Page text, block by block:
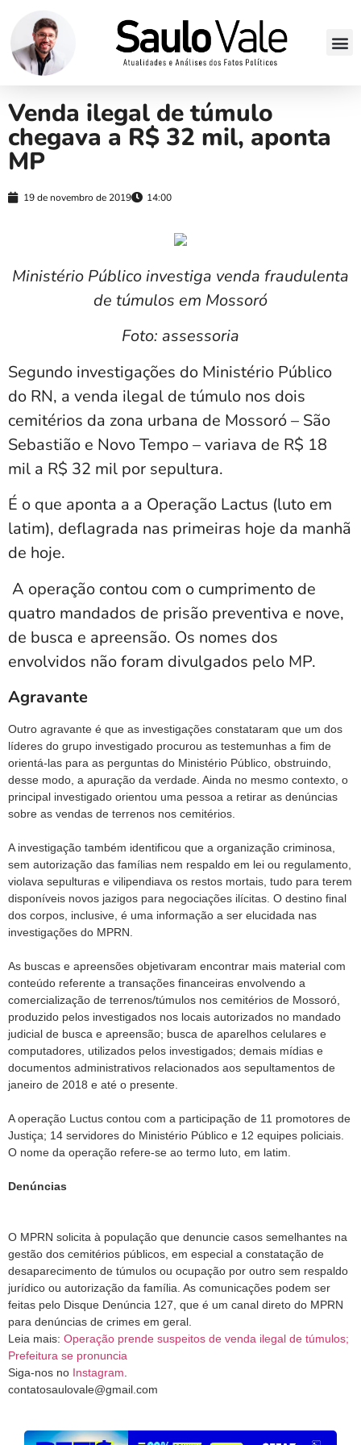
Venda ilegal de túmulo
chegava a R$ 32 mil, aponta
MP
19 de novembro de 2019 14:00
Ministério Público investiga venda fraudulenta
de túmulos em Mossoró
Foto: assessoria
Segundo investigações do Ministério Público
do RN, a venda ilegal de túmulo nos dois
cemitérios da zona urbana de Mossoró – São
Sebastião e Novo Tempo – variava de R$ 18
mil a R$ 32 mil por sepultura.
É o que aponta a a Operação Lactus (luto em
latim), deflagrada nas primeiras hoje da manhã
de hoje.
A operação contou com o cumprimento de
quatro mandados de prisão preventiva e nove,
de busca e apreensão. Os nomes dos
envolvidos não foram divulgados pelo MP.
Agravante
Outro agravante é que as investigações constataram que um dos
líderes do grupo investigado procurou as testemunhas a fim de
orientá-las para as perguntas do Ministério Público, obstruindo,
desse modo, a apuração da verdade. Ainda no mesmo contexto, o
principal investigado orientou uma pessoa a retirar as denúncias
sobre as vendas de terrenos nos cemitérios.
A investigação também identificou que a organização criminosa,
sem autorização das famílias nem respaldo em lei ou regulamento,
violava sepulturas e vilipendiava os restos mortais, tudo para terem
disponíveis novos jazigos para negociações ilícitas. O destino final
dos corpos, inclusive, é uma informação a ser elucidada nas
investigações do MPRN.
As buscas e apreensões objetivaram encontrar mais material com
conteúdo referente a transações financeiras envolvendo a
comercialização de terrenos/túmulos nos cemitérios de Mossoró,
produzido pelos investigados nos locais autorizados no mandado
judicial de busca e apreensão; busca de aparelhos celulares e
computadores, utilizados pelos investigados; demais mídias e
documentos administrativos relacionados aos sepultamentos de
janeiro de 2018 e até o presente.
A operação Luctus contou com a participação de 11 promotores de
Justiça; 14 servidores do Ministério Público e 12 equipes policiais.
O nome da operação refere-se ao termo luto, em latim.
Denúncias
O MPRN solicita à população que denuncie casos semelhantes na
gestão dos cemitérios públicos, em especial a constatação de
desaparecimento de túmulos ou ocupação por outro sem respaldo
jurídico ou autorização da família. As comunicações podem ser
feitas pelo Disque Denúncia 127, que é um canal direto do MPRN
para denúncias de crimes em geral.
Leia mais: Operação prende suspeitos de venda ilegal de túmulos;
Prefeitura se pronuncia
Siga-nos no Instagram.
contatosaulovale@gmail.com